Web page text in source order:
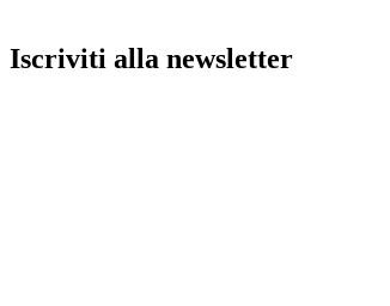
Iscriviti alla newsletter